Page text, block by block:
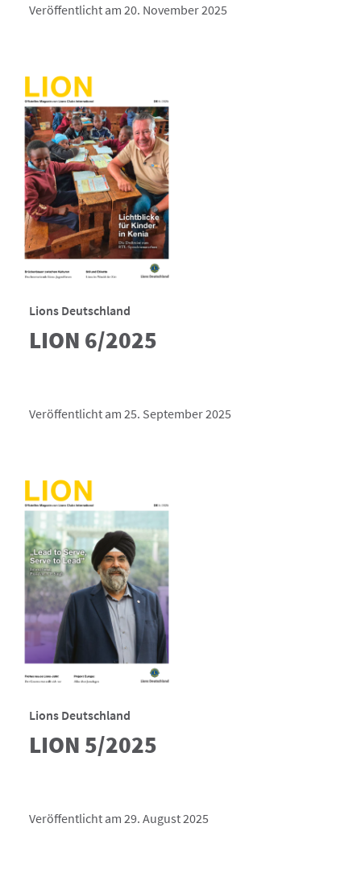
Veröffentlicht am 20. November 2025
Lions Deutschland
LION 6/2025
Veröffentlicht am 25. September 2025
Lions Deutschland
LION 5/2025
Veröffentlicht am 29. August 2025